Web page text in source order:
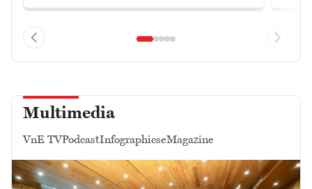
Multimedia
VnE TVPodcastInfographicseMagazine